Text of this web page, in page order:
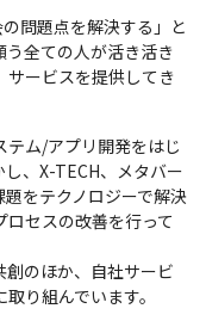
問題点を解決する」と
全ての人が活き活き
ービスを提供してき
テム/アプリ開発をはじ
、X-TECH、メタバー
をテクノロジーで解決
セスの改善を行って
のほか、自社サービ
り組んでいます。